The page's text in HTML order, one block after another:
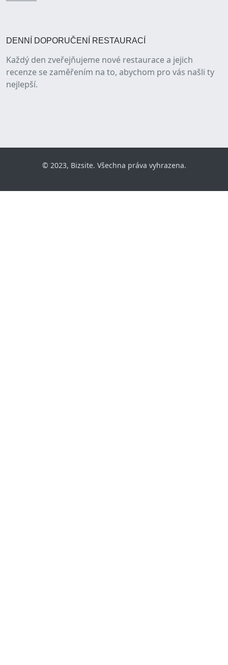
DENNÍ DOPORUČENÍ RESTAURACÍ
Každý den zveřejňujeme nové restaurace a jejich
recenze se zaměřením na to, abychom pro vás našli ty
nejlepší.
© 2023, Bizsite. Všechna práva vyhrazena.